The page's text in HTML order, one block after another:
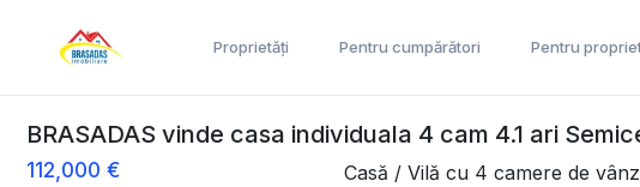
Proprietăți Pentru cumpărători Pentru
BRASADAS vinde casa individuala 4 cam 4.1 ari
112,000 € Casă / Vilă cu 4 camere de